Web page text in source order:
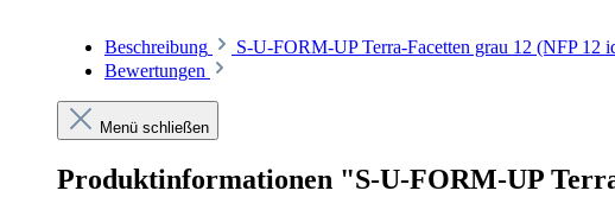
Beschreibung
S-U-FORM-UP Terra-Facetten grau 12 (NFP 12
Bewertungen
Menü schließen
Produktinformationen "S-U-FORM-UP